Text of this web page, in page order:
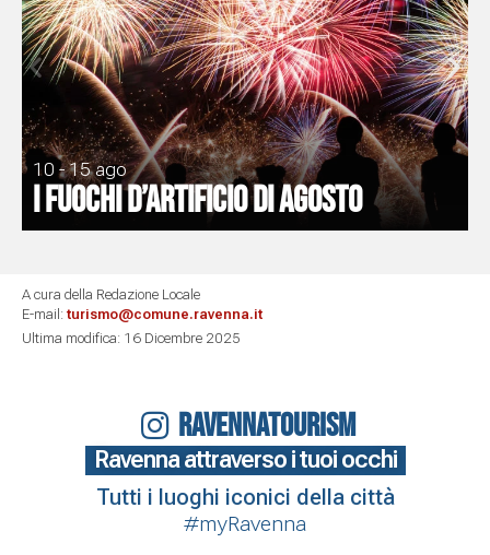
10 - 15 ago
I Fuochi d’artificio di Agosto
A cura della Redazione Locale
E-mail: turismo@comune.ravenna.it
Ultima modifica: 16 Dicembre 2025
RAVENNATOURISM
Ravenna attraverso i tuoi occhi
Tutti i luoghi iconici della città
#myRavenna